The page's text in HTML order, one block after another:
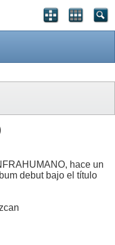
hace un
debut bajo el título